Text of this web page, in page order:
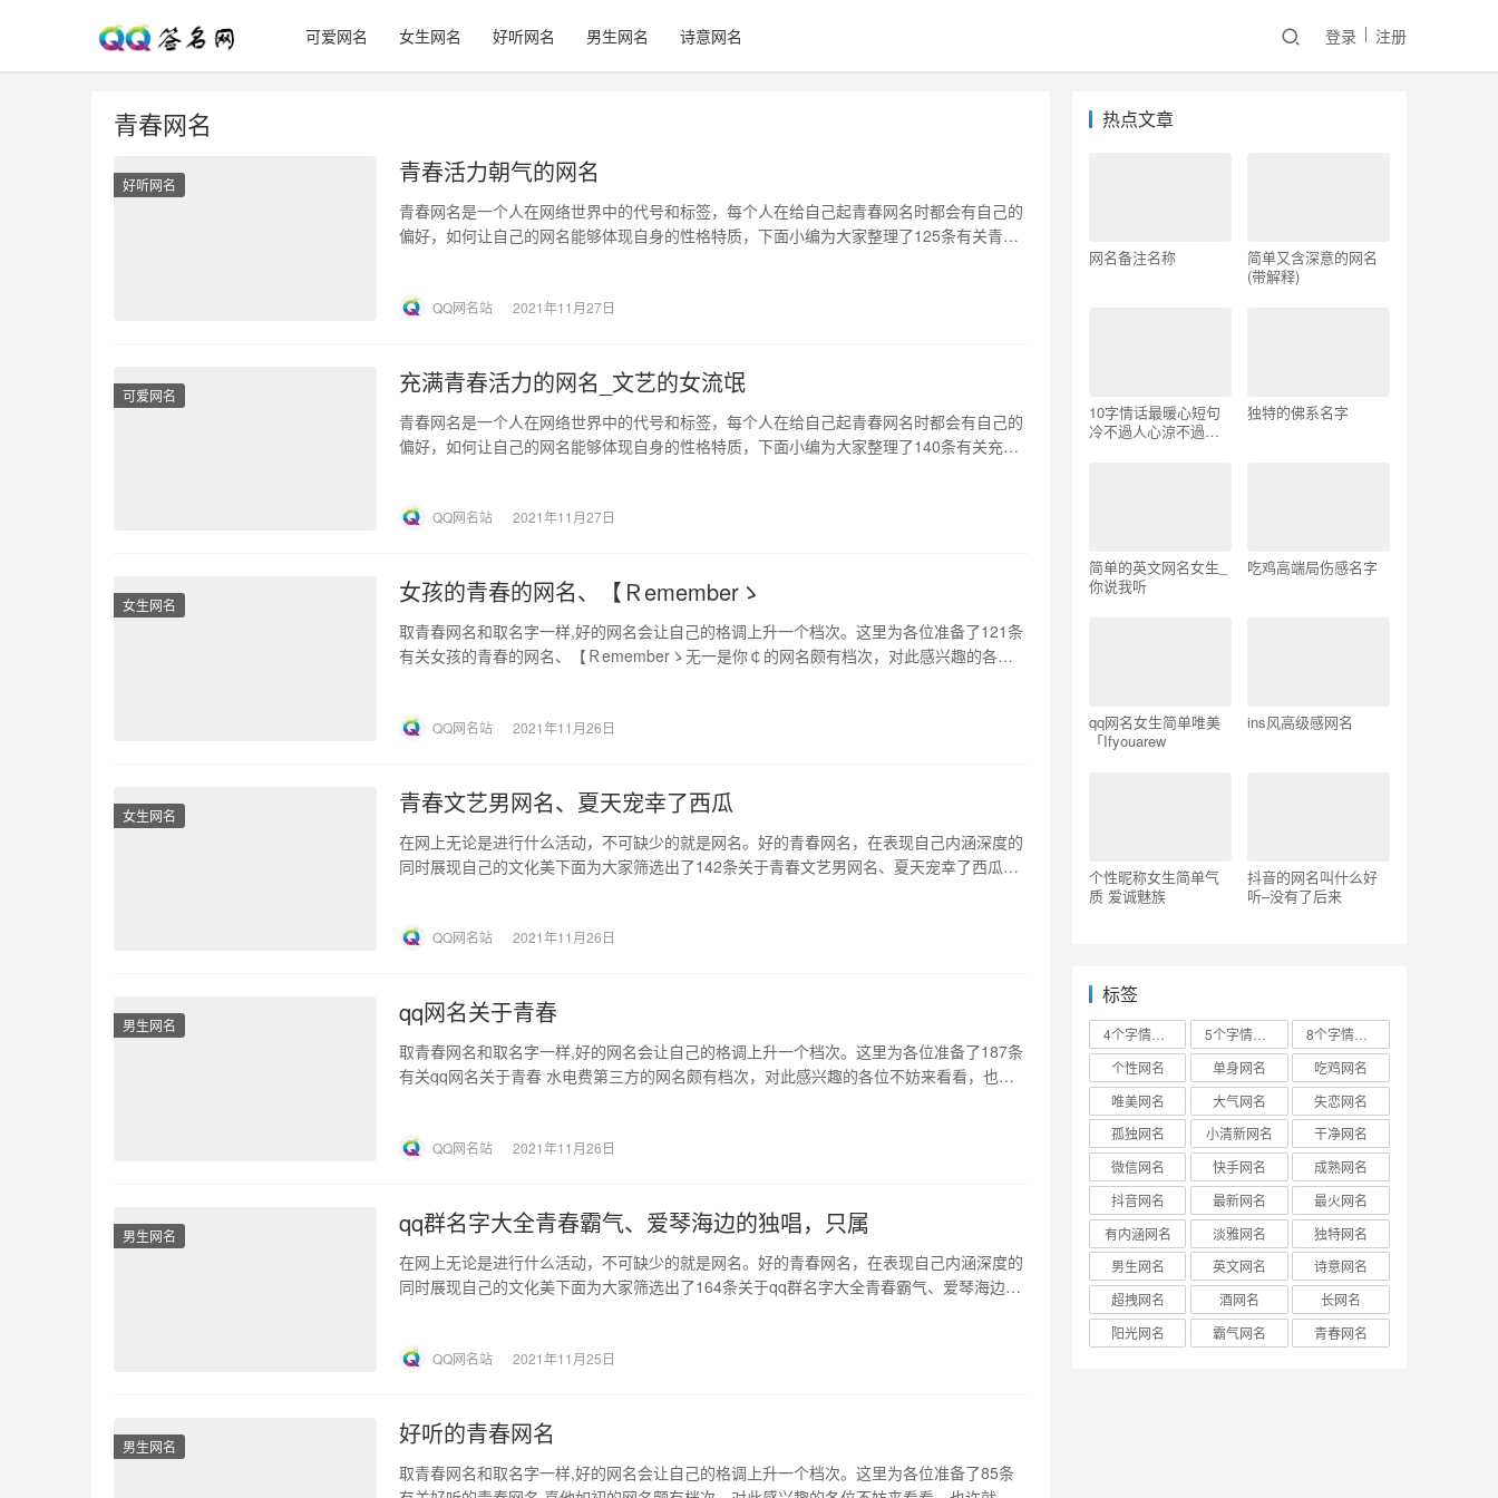
可爱网名 女生网名 好听网名 男生网名 诗意网名 登录 注册
青春网名
好听网名 青春活力朝气的网名
青春网名是一个人在网络世界中的代号和标签，每个人在给自己起青春网名时都会有自己的
偏好，如何让自己的网名能够体现自身的性格特质，下面小编为大家整理了125条有关青春
QQ网名站 2021年11月27日
可爱网名 充满青春活力的网名_文艺的女流氓
青春网名是一个人在网络世界中的代号和标签，每个人在给自己起青春网名时都会有自己的
偏好，如何让自己的网名能够体现自身的性格特质，下面小编为大家整理了140条有关充满
QQ网名站 2021年11月27日
女生网名 女孩的青春的网名、【Ｒememberゝ
取青春网名和取名字一样,好的网名会让自己的格调上升一个档次。这里为各位准备了121条
有关女孩的青春的网名、【Ｒememberゝ无一是你￠的网名颇有档次，对此感兴趣的各位
QQ网名站 2021年11月26日
女生网名 青春文艺男网名、夏天宠幸了西瓜
在网上无论是进行什么活动，不可缺少的就是网名。好的青春网名，在表现自己内涵深度的
同时展现自己的文化美下面为大家筛选出了142条关于青春文艺男网名、夏天宠幸了西瓜，
QQ网名站 2021年11月26日
男生网名 qq网名关于青春
取青春网名和取名字一样,好的网名会让自己的格调上升一个档次。这里为各位准备了187条
有关qq网名关于青春 水电费第三方的网名颇有档次，对此感兴趣的各位不妨来看看，也许
QQ网名站 2021年11月26日
男生网名 qq群名字大全青春霸气、爱琴海边的独唱，只属
在网上无论是进行什么活动，不可缺少的就是网名。好的青春网名，在表现自己内涵深度的
同时展现自己的文化美下面为大家筛选出了164条关于qq群名字大全青春霸气、爱琴海边的
QQ网名站 2021年11月25日
男生网名 好听的青春网名
取青春网名和取名字一样,好的网名会让自己的格调上升一个档次。这里为各位准备了85条
热点文章
网名备注名称
简单又含深意的网名
(带解释)
10字情话最暖心短句
冷不過人心涼不過人
独特的佛系名字
简单的英文网名女生_
你说我听
吃鸡高端局伤感名字
qq网名女生简单唯美
「Ifyouarew
ins风高级感网名
个性昵称女生简单气
质 爱诚魅族
抖音的网名叫什么好
听–没有了后来
标签
个性网名
单身网名
吃鸡网名
唯美网名
大气网名
失恋网名
孤独网名
小清新网名
干净网名
微信网名
快手网名
成熟网名
抖音网名
最新网名
最火网名
有内涵网名
淡雅网名
独特网名
男生网名
英文网名
诗意网名
超拽网名
酒网名
长网名
阳光网名
霸气网名 青春网名